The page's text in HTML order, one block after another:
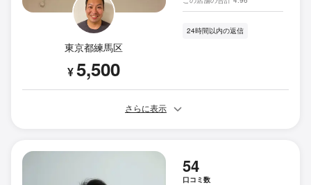
東京都練馬区
¥5,500
24時間以内の返信
さらに表示
54
口コミ数